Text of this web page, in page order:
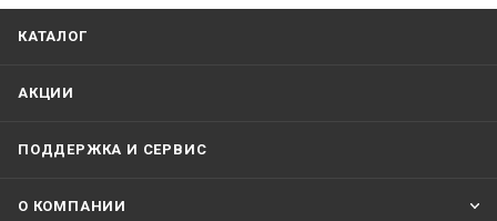
КАТАЛОГ
АКЦИИ
ПОДДЕРЖКА И СЕРВИС
О КОМПАНИИ